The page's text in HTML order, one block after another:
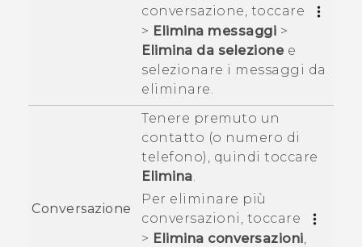
conversazione, toccare
> Elimina messaggi >
Elimina da selezionee
selezionare i messaggi da
eliminare.
Conversazione
Tenere premuto un
contatto (o numero di
telefono), quindi toccare
Elimina.
Per eliminare più
conversazioni, toccare
> Elimina conversazioni,